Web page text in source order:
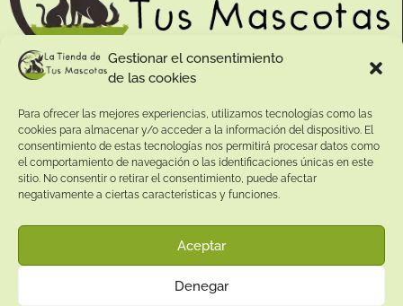
Gestionar el consentimiento
de las cookies
Para ofrecer las mejores experiencias, utilizamos tecnologías como las
cookies para almacenar y/o acceder a la información del dispositivo. El
consentimiento de estas tecnologías nos permitirá procesar datos como
el comportamiento de navegación o las identificaciones únicas en este
sitio. No consentir o retirar el consentimiento, puede afectar
negativamente a ciertas características y funciones.
Aceptar
Denegar
Contacto:
Dirección:
Calle Pepe Jiménez 19, Rute, 14950 Códoba. España
Teléfono:
+34641081328
Email:
info@latiendadetusmascotas.com
Enlaces de interés:
Aviso Legal